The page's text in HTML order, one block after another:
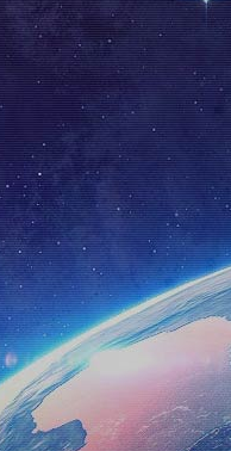
Société
L'entreprise
Machine À Broder
Informatisée LJ-Flat
Machine À Broder LJ-
Haute Vitesse
Machine À Broder LJ-
Sequin-Perles
Machine À Broder LJ-
Chenille Et Point De
Chaînette
Machine À Broder À
Ruban Enrouleur LJ
Machine À Broder
Mélangée À Chaud LJ-
Rhinestone